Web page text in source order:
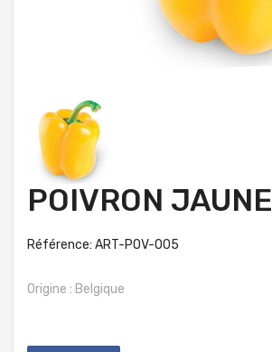
POIVRON JAUNE
Référence: ART-POV-005
Origine : Belgique